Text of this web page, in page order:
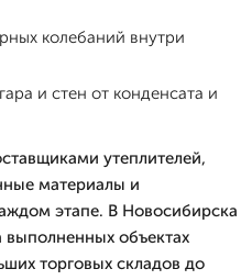
колебаний внутри
и стен от конденсата и
утеплителей,
материалы и
этапе. В Новосибирска
объектах
торговых складов до